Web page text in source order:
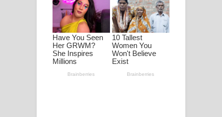
Dai Dai Lyrics - Shakira, Burna Boy |
2026 football world cup song lyrics
Lassana Amma Song Lyrics - ලස්සන